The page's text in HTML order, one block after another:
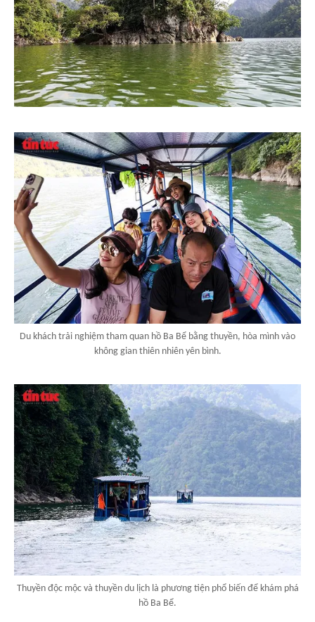
Du khách trải nghiệm tham quan hồ Ba Bể bằng thuyền, hòa mình vào
không gian thiên nhiên yên bình.
Thuyền độc mộc và thuyền du lịch là phương tiện phổ biến để khám phá
hồ Ba Bể.